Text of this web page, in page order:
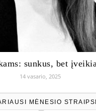
sunkus, bet
14 vasario, 2025
MĖNESIO